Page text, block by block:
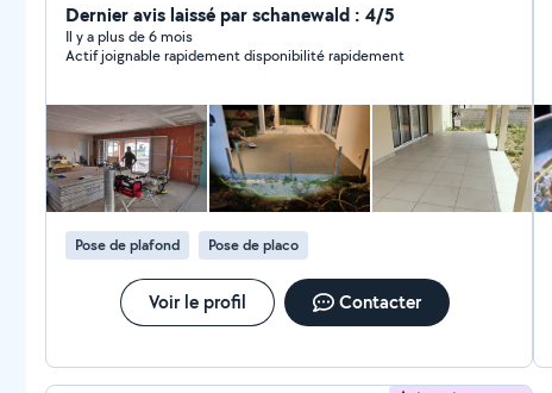
suis un passionné. Pose de panneaux solaires
comprises.
Dernier avis laissé par schanewald : 4/5
Il y a plus de 6 mois
Actif joignable rapidement disponibilité rapidement
Pose de plafond Pose de placo
Voir le profil Contacter